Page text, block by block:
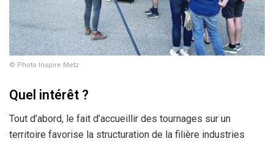
© Photo Inspire Metz
Quel intérêt ?
Tout d’abord, le fait d’accueillir des tournages sur un
territoire favorise la structuration de la filière industries